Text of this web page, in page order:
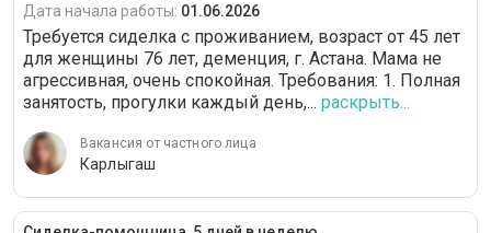
Дата начала работы: 01.06.2026
Требуется сиделка с проживанием, возраст от 45 лет
для женщины 76 лет, деменция, г. Астана. Мама не
агрессивная, очень спокойная. Требования: 1. Полная
занятость, прогулки каждый день,... раскрыть...
Вакансия от частного лица
Карлыгаш